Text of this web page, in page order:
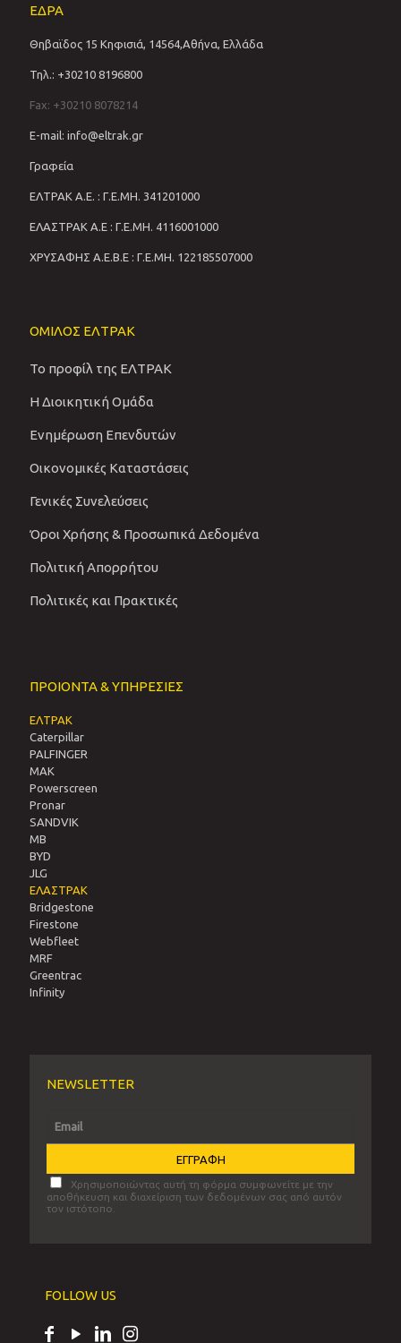
ΕΔΡΑ
Θηβαϊδος 15 Κηφισιά, 14564,Αθήνα, Ελλάδα
Τηλ.: +30210 8196800
Fax: +30210 8078214
E-mail: info@eltrak.gr
Γραφεία
ΕΛΤΡΑΚ Α.Ε. : Γ.Ε.ΜΗ. 341201000
ΕΛΑΣΤΡΑΚ Α.Ε : Γ.Ε.ΜΗ. 4116001000
ΧΡΥΣΑΦΗΣ Α.Ε.Β.Ε : Γ.Ε.ΜΗ. 122185507000
ΟΜΙΛΟΣ ΕΛΤΡΑΚ
Το προφίλ της ΕΛΤΡΑΚ
Η Διοικητική Ομάδα
Ενημέρωση Επενδυτών
Οικονομικές Καταστάσεις
Γενικές Συνελεύσεις
Όροι Χρήσης & Προσωπικά Δεδομένα
Πολιτική Απορρήτου
Πολιτικές και Πρακτικές
ΠΡΟΙΟΝΤΑ & ΥΠΗΡΕΣΙΕΣ
ΕΛΤΡΑΚ
Caterpillar
PALFINGER
MAK
Powerscreen
Pronar
SANDVIΚ
MB
BYD
JLG
ΕΛΑΣΤΡΑΚ
Bridgestone
Firestone
Webfleet
MRF
Greentrac
Infinity
NEWSLETTER
Χρησιμοποιώντας αυτή τη φόρμα συμφωνείτε με την
αποθήκευση και διαχείριση των δεδομένων σας από αυτόν
τον ιστότοπο.
FOLLOW US